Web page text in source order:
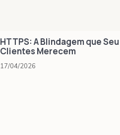
HTTPS: A Blindagem que
Clientes Merecem
17/04/2026